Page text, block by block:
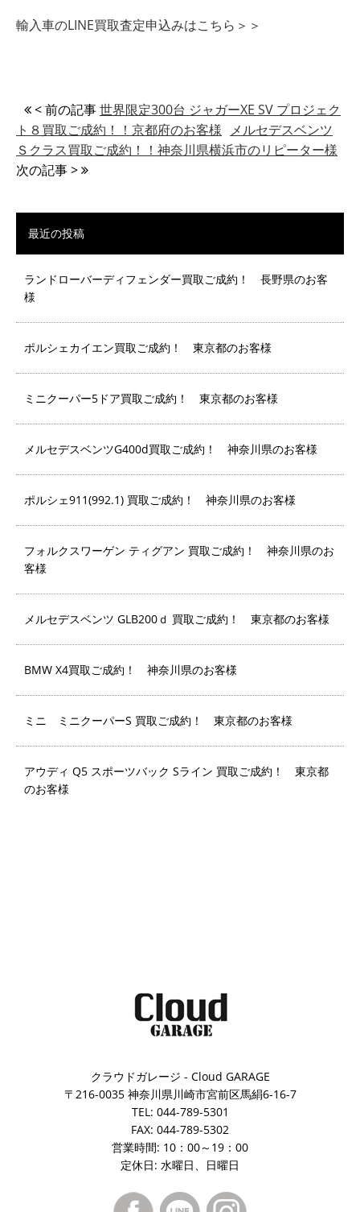
輸入車のLINE買取査定申込みはこちら＞＞
< 前の記事世界限定300台 ジャガーXE SV プロジェク
ト８買取ご成約！！京都府のお客様 メルセデスベンツ
Ｓクラス買取ご成約！！神奈川県横浜市のリピーター様
次の記事 >
最近の投稿
ランドローバーディフェンダー買取ご成約！ 長野県のお客
様
ポルシェカイエン買取ご成約！ 東京都のお客様
ミニクーパー5ドア買取ご成約！ 東京都のお客様
メルセデスベンツG400d買取ご成約！ 神奈川県のお客様
ポルシェ911(992.1) 買取ご成約！ 神奈川県のお客様
フォルクスワーゲン ティグアン 買取ご成約！ 神奈川県のお
客様
メルセデスベンツ GLB200ｄ 買取ご成約！ 東京都のお客様
BMW X4買取ご成約！ 神奈川県のお客様
ミニ ミニクーパーS 買取ご成約！ 東京都のお客様
アウディ Q5 スポーツバック Sライン 買取ご成約！ 東京都
のお客様
クラウドガレージ - Cloud GARAGE
〒216-0035 神奈川県川崎市宮前区馬絹6-16-7
TEL: 044-789-5301
FAX: 044-789-5302
営業時間: 10：00～19：00
定休日: 水曜日、日曜日